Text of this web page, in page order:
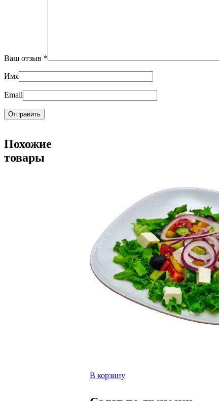
Ваш отзыв *
Имя
Email
Похожие
товары
В корзину